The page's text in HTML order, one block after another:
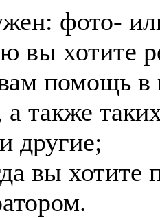
фото-
вы хотите
помощь в
также
другие;
вы хотите